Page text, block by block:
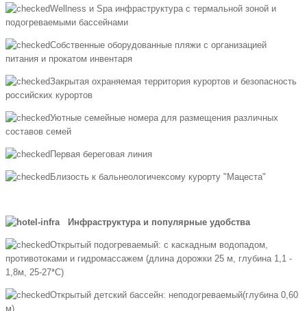
Wellness и Spa инфраструктура с термальной зоной и
подогреваемыми бассейнами
Собственные оборудованные пляжи с организацией
питания и прокатом инвентаря
Закрытая охраняемая территория курортов и безопасность
российских курортов
Уютные семейные номера для размещения различных
составов семей
Первая береговая линия
Близость к бальнеологичексому курорту "Мацеста"
Инфраструктура и популярные удобства
Открытый подогреваемый: с каскадным водопадом,
противотоками и гидромассажем (длина дорожки 25 м, глубина 1,1 -
1,8м, 25-27*С)
Открытый детский бассейн: неподогреваемый(глубина 0,60
м)